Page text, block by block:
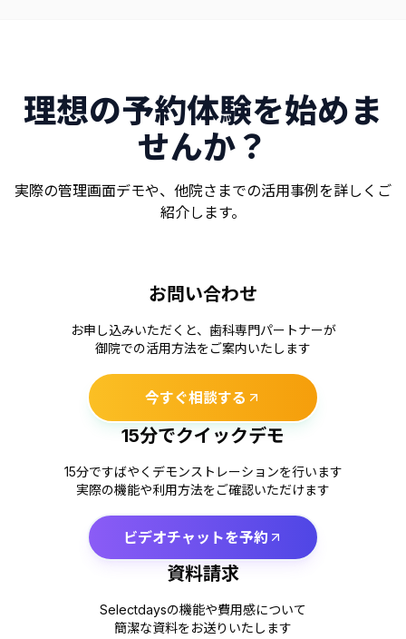
理想の予約体験を始めま
せんか？
実際の管理画面デモや、他院さまでの活用事例を詳しくご
紹介します。
お問い合わせ
お申し込みいただくと、歯科専門パートナーが
御院での活用方法をご案内いたします
今すぐ相談する
15分でクイックデモ
15分ですばやくデモンストレーションを行います
実際の機能や利用方法をご確認いただけます
ビデオチャットを予約
資料請求
Selectdaysの機能や費用感について
簡潔な資料をお送りいたします